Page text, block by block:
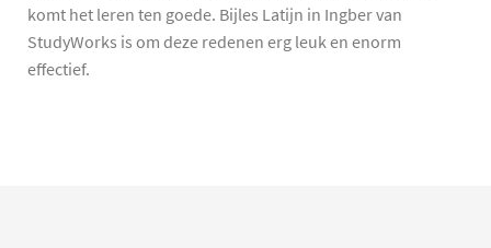
komt het leren ten goede. Bijles Latijn in Ingber van
StudyWorks is om deze redenen erg leuk en enorm
effectief.